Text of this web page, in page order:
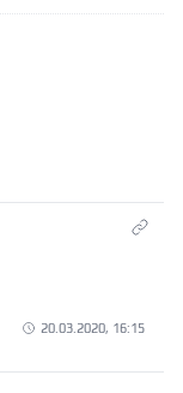
20.03.2020, 16:15